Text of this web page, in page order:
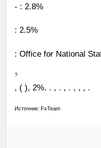
- : 2.8%
: 2.5%
: Office for National
?
, ( ), 2%. . , . , . , , , .
Источник: FxTeam